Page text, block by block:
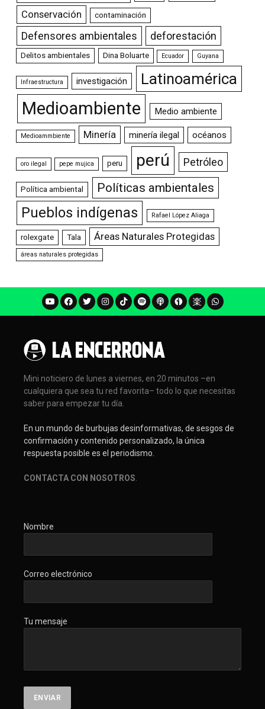
Conservación contaminación
Defensores ambientales deforestación
Delitos ambientales Dina Boluarte Ecuador Guyana
Infraestructura investigación Latinoamérica
Medioambiente Medio ambiente
Medioammbiente Minería minería ilegal océanos
oro ilegal pepe mujica peru perú Petróleo
Política ambiental Políticas ambientales
Pueblos indígenas Rafael López Aliaga
rolexgate Tala Áreas Naturales Protegidas
áreas naturales protegidas
Mini noticiero de lunes a viernes, en 20 minutos –en
cualquiera que sea tu red favorita– todo lo que necesitas
saber para empezar tu día.
En un mundo de burbujas desinformativas, de sesgos de
confirmación y contenido personalizado, la única
respuesta posible es el periodismo.
CONTACTA CON NOSOTROS
Nombre
Correo electrónico
Tu mensaje